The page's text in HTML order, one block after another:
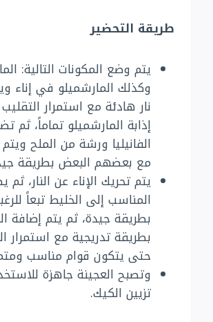
طريقة التحضير
يتم وضع المكونات التالية:
وكذلك المارشميلو في إناء
نار هادئة مع استمرار
إذابة المارشميلو تماماً، ثم
الفانيليا ورشة من الملح
مع بعضهم البعض بطريقة
يتم تحريك الإناء عن النار،
المناسب إلى الخليط تبعاً
بطريقة جيدة، ثم يتم إضافة
بطريقة تدريجية مع استمرار
حتى يتكون قوام مناسب
وتصبح العجينة جاهزة
تزيين الكيك.